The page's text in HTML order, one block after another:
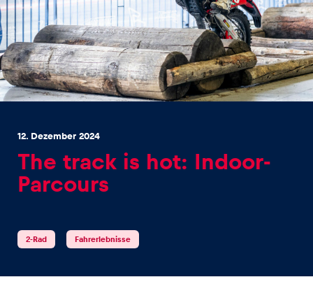
Events
Alle anzeigen
12. Dezember 2024
The track is hot: Indoor-
Parcours
2-Rad Fahrerlebnisse